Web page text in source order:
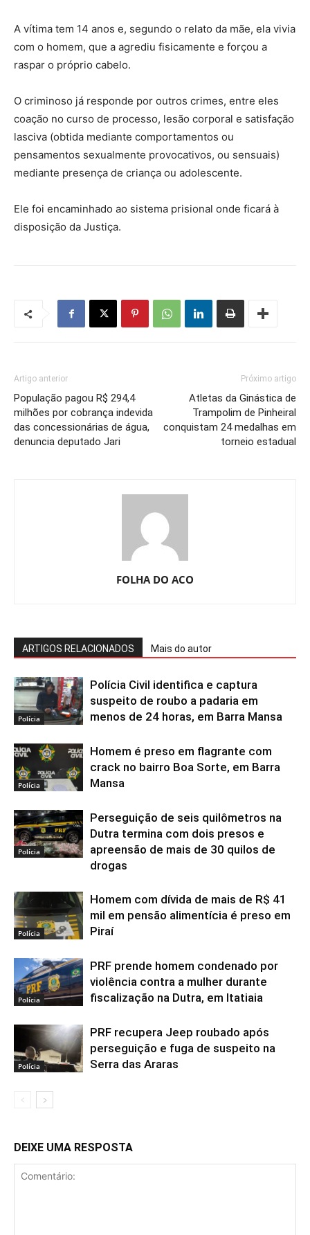
A vítima tem 14 anos e, segundo o relato da mãe, ela vivia
com o homem, que a agrediu fisicamente e forçou a
raspar o próprio cabelo.
O criminoso já responde por outros crimes, entre eles
coação no curso de processo, lesão corporal e satisfação
lasciva (obtida mediante comportamentos ou
pensamentos sexualmente provocativos, ou sensuais)
mediante presença de criança ou adolescente.
Ele foi encaminhado ao sistema prisional onde ficará à
disposição da Justiça.
Artigo anterior
População pagou R$ 294,4
milhões por cobrança indevida
das concessionárias de água,
denuncia deputado Jari
Próximo artigo
Atletas da Ginástica de
Trampolim de Pinheiral
conquistam 24 medalhas em
torneio estadual
FOLHA DO ACO
ARTIGOS RELACIONADOS Mais do autor
Polícia
Polícia Civil identifica e captura
suspeito de roubo a padaria em
menos de 24 horas, em Barra Mansa
Polícia
Homem é preso em flagrante com
crack no bairro Boa Sorte, em Barra
Mansa
Polícia
Perseguição de seis quilômetros na
Dutra termina com dois presos e
apreensão de mais de 30 quilos de
drogas
Polícia
Homem com dívida de mais de R$ 41
mil em pensão alimentícia é preso em
Piraí
Polícia
PRF prende homem condenado por
violência contra a mulher durante
fiscalização na Dutra, em Itatiaia
Polícia
PRF recupera Jeep roubado após
perseguição e fuga de suspeito na
Serra das Araras
DEIXE UMA RESPOSTA